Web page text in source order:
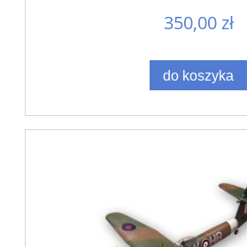
350,00 zł
do koszyka